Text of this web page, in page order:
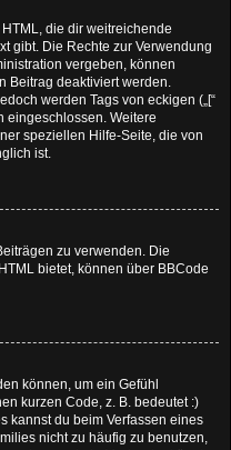
die dir weitreichende
gibt. Die Rechte zur Verwendung
vergeben, können
Beitrag deaktiviert werden.
werden Tags von eckigen („[“
eingeschlossen. Weitere
speziellen Hilfe-Seite, die von
ist.
zu verwenden. Die
bietet, können über BBCode
können, um ein Gefühl
kurzen Code, z. B. bedeutet :)
kannst du beim Verfassen eines
nicht zu häufig zu benutzen,